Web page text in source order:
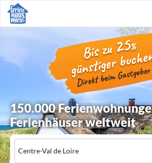
150.000
Ferienhäuser weltweit
Ort